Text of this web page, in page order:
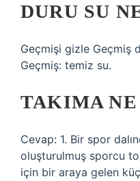
DURU SU
Geçmişi gizle Geçmiş
Geçmiş: temiz su.
TAKIMA
Cevap: 1. Bir spor
oluşturulmuş sporcu
için bir araya gelen